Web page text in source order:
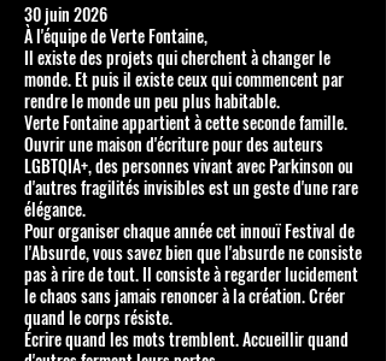
30 juin 2026
À l'équipe de Verte Fontaine,
Il existe des projets qui cherchent à changer le
monde. Et puis il existe ceux qui commencent par
rendre le monde un peu plus habitable.
Verte Fontaine appartient à cette seconde famille.
Ouvrir une maison d'écriture pour des auteurs
LGBTQIA+, des personnes vivant avec Parkinson ou
d'autres fragilités invisibles est un geste d'une rare
élégance.
Pour organiser chaque année cet innouï Festival de
l'Absurde, vous savez bien que l'absurde ne consiste
pas à rire de tout. Il consiste à regarder lucidement
le chaos sans jamais renoncer à la création. Créer
quand le corps résiste.
Écrire quand les mots tremblent. Accueillir quand